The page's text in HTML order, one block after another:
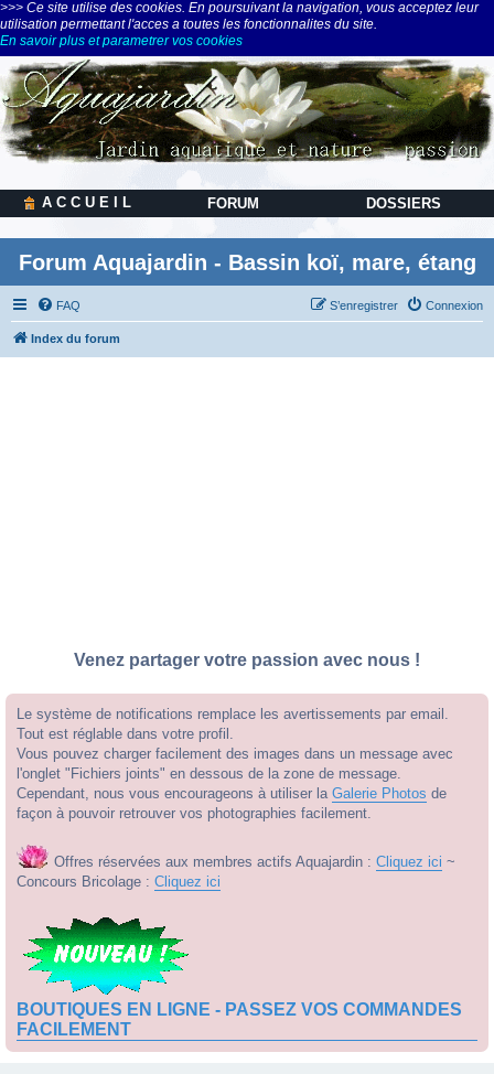
>>> Ce site utilise des cookies. En poursuivant la navigation, vous acceptez leur
utilisation permettant l'acces a toutes les fonctionnalites du site.
En savoir plus et parametrer vos cookies
A C C U E I L FORUM DOSSIERS
Forum Aquajardin - Bassin koï, mare, étang
FAQ Connexion
S’enregistrer
Index du forum
Venez partager votre passion avec nous !
Le système de notifications remplace les avertissements par email.
Tout est réglable dans votre profil.
Vous pouvez charger facilement des images dans un message avec
l'onglet "Fichiers joints" en dessous de la zone de message.
Cependant, nous vous encourageons à utiliser la Galerie Photos de
façon à pouvoir retrouver vos photographies facilement.
Offres réservées aux membres actifs Aquajardin : Cliquez ici ~
Concours Bricolage : Cliquez ici
BOUTIQUES EN LIGNE - PASSEZ VOS COMMANDES
FACILEMENT